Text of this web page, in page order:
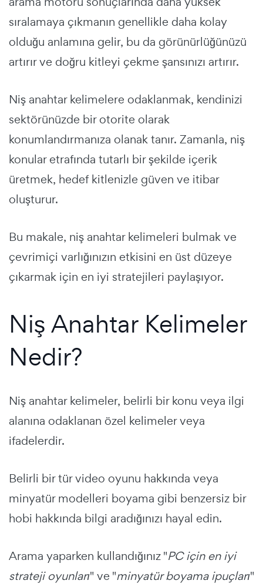
sıralamaya çıkmanın genellikle daha kolay
olduğu anlamına gelir, bu da görünürlüğünüzü
artırır ve doğru kitleyi çekme şansınızı artırır.
Niş anahtar kelimelere odaklanmak, kendinizi
sektörünüzde bir otorite olarak
konumlandırmanıza olanak tanır. Zamanla, niş
konular etrafında tutarlı bir şekilde içerik
üretmek, hedef kitlenizle güven ve itibar
oluşturur.
Bu makale, niş anahtar kelimeleri bulmak ve
çevrimiçi varlığınızın etkisini en üst düzeye
çıkarmak için en iyi stratejileri paylaşıyor.
Niş Anahtar Kelimeler
Nedir?
Niş anahtar kelimeler, belirli bir konu veya ilgi
alanına odaklanan özel kelimeler veya
ifadelerdir.
Belirli bir tür video oyunu hakkında veya
minyatür modelleri boyama gibi benzersiz bir
hobi hakkında bilgi aradığınızı hayal edin.
Arama yaparken kullandığınız "PC için en iyi
strateji oyunları" ve "minyatür boyama ipuçları"